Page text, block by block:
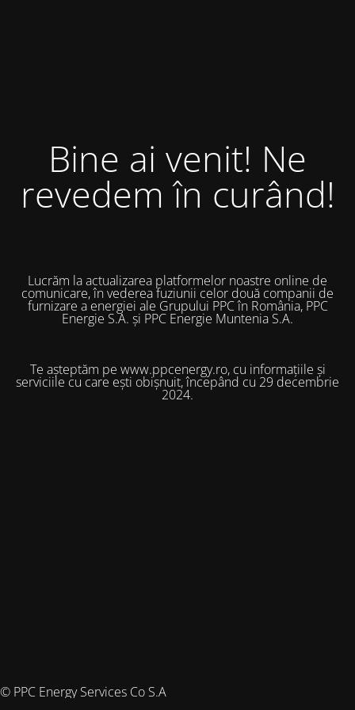
Bine ai venit! Ne
revedem în curând!
Lucrăm la actualizarea platformelor noastre online de
comunicare, în vederea fuziunii celor două companii de
furnizare a energiei ale Grupului PPC în România, PPC
Energie S.A. și PPC Energie Muntenia S.A.
Te așteptăm pe www.ppcenergy.ro, cu informațiile și
serviciile cu care ești obișnuit, începând cu 29 decembrie
2024.
© PPC Energy Services Co S.A